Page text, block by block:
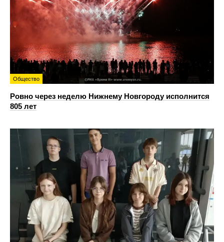
Общество
Ровно через неделю Нижнему Новгороду исполнится
805 лет